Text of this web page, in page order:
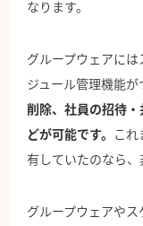
なります。
グループウェアに
ジュール管理機能が
削除、社員の招待
どが可能です。 こ
有していたのなら、
グループウェアや